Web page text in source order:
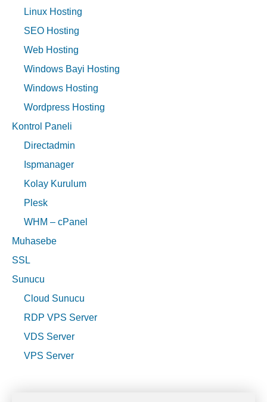
Linux Hosting
SEO Hosting
Web Hosting
Windows Bayi Hosting
Windows Hosting
Wordpress Hosting
Kontrol Paneli
Directadmin
Ispmanager
Kolay Kurulum
Plesk
WHM – cPanel
Muhasebe
SSL
Sunucu
Cloud Sunucu
RDP VPS Server
VDS Server
VPS Server